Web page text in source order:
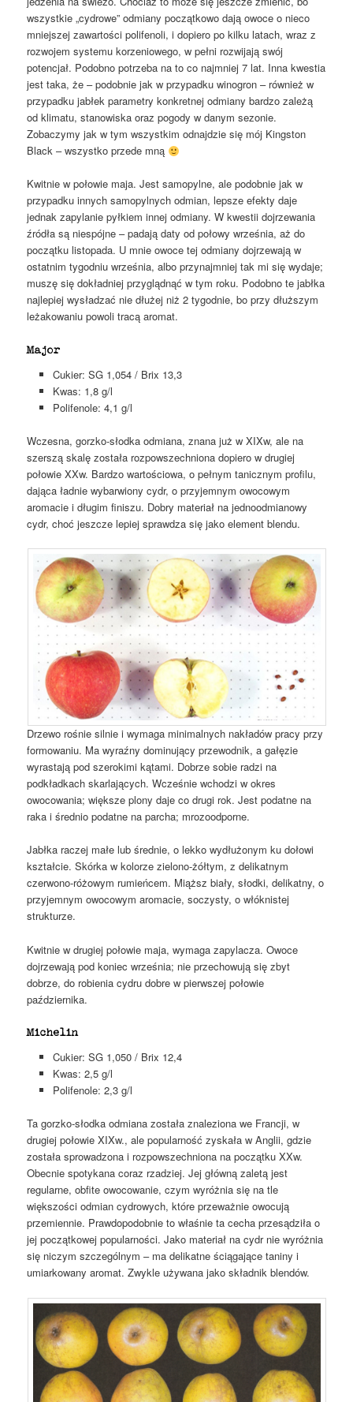
wszystkie „cydrowe” odmiany początkowo dają owoce o nieco
mniejszej zawartości polifenoli, i dopiero po kilku latach, wraz z
rozwojem systemu korzeniowego, w pełni rozwijają swój
potencjał. Podobno potrzeba na to co najmniej 7 lat. Inna kwestia
jest taka, że – podobnie jak w przypadku winogron – również w
przypadku jabłek parametry konkretnej odmiany bardzo zależą
od klimatu, stanowiska oraz pogody w danym sezonie.
Zobaczymy jak w tym wszystkim odnajdzie się mój Kingston
Black – wszystko przede mną
Kwitnie w połowie maja. Jest samopylne, ale podobnie jak w
przypadku innych samopylnych odmian, lepsze efekty daje
jednak zapylanie pyłkiem innej odmiany. W kwestii dojrzewania
źródła są niespójne – padają daty od połowy września, aż do
początku listopada. U mnie owoce tej odmiany dojrzewają w
ostatnim tygodniu września, albo przynajmniej tak mi się wydaje;
muszę się dokładniej przyglądnąć w tym roku. Podobno te jabłka
najlepiej wysładzać nie dłużej niż 2 tygodnie, bo przy dłuższym
leżakowaniu powoli tracą aromat.
Major
Cukier: SG 1,054 / Brix 13,3
Kwas: 1,8 g/l
Polifenole: 4,1 g/l
Wczesna, gorzko-słodka odmiana, znana już w XIXw, ale na
szerszą skalę została rozpowszechniona dopiero w drugiej
połowie XXw. Bardzo wartościowa, o pełnym tanicznym profilu,
dająca ładnie wybarwiony cydr, o przyjemnym owocowym
aromacie i długim finiszu. Dobry materiał na jednoodmianowy
cydr, choć jeszcze lepiej sprawdza się jako element blendu.
Drzewo rośnie silnie i wymaga minimalnych nakładów pracy przy
formowaniu. Ma wyraźny dominujący przewodnik, a gałęzie
wyrastają pod szerokimi kątami. Dobrze sobie radzi na
podkładkach skarlających. Wcześnie wchodzi w okres
owocowania; większe plony daje co drugi rok. Jest podatne na
raka i średnio podatne na parcha; mrozoodporne.
Jabłka raczej małe lub średnie, o lekko wydłużonym ku dołowi
kształcie. Skórka w kolorze zielono-żółtym, z delikatnym
czerwono-różowym rumieńcem. Miąższ biały, słodki, delikatny, o
przyjemnym owocowym aromacie, soczysty, o włóknistej
strukturze.
Kwitnie w drugiej połowie maja, wymaga zapylacza. Owoce
dojrzewają pod koniec września; nie przechowują się zbyt
dobrze, do robienia cydru dobre w pierwszej połowie
października.
Michelin
Cukier: SG 1,050 / Brix 12,4
Kwas: 2,5 g/l
Polifenole: 2,3 g/l
Ta gorzko-słodka odmiana została znaleziona we Francji, w
drugiej połowie XIXw., ale popularność zyskała w Anglii, gdzie
została sprowadzona i rozpowszechniona na początku XXw.
Obecnie spotykana coraz rzadziej. Jej główną zaletą jest
regularne, obfite owocowanie, czym wyróżnia się na tle
większości odmian cydrowych, które przeważnie owocują
przemiennie. Prawdopodobnie to właśnie ta cecha przesądziła o
jej początkowej popularności. Jako materiał na cydr nie wyróżnia
się niczym szczególnym – ma delikatne ściągające taniny i
umiarkowany aromat. Zwykle używana jako składnik blendów.